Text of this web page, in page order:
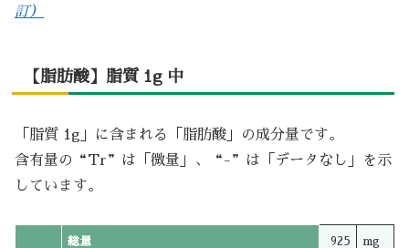
訂）
【脂肪酸】脂質 1g 中
「脂質 1g」に含まれる「脂肪酸」の成分量です。
含有量の“Tr”は「微量」、“-”は「データなし」を示
しています。
総量 925 mg